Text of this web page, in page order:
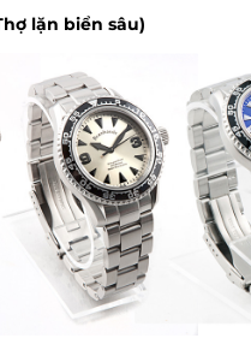
lặn biển sâu)